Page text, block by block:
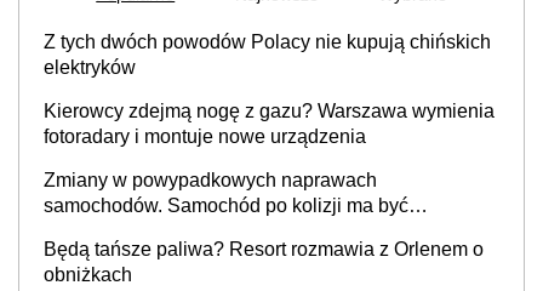
Z tych dwóch powodów Polacy nie kupują chińskich
elektryków
Kierowcy zdejmą nogę z gazu? Warszawa wymienia
fotoradary i montuje nowe urządzenia
Zmiany w powypadkowych naprawach
samochodów. Samochód po kolizji ma być
producenta
Będą tańsze paliwa? Resort rozmawia z Orlenem o
obniżkach